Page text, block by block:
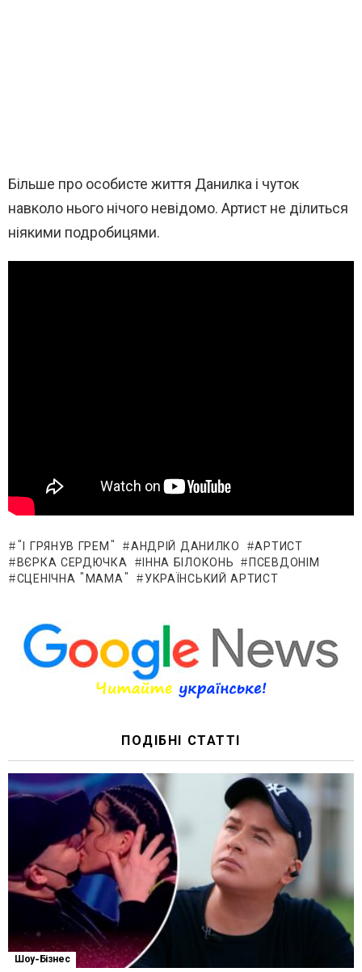
Більше про особисте життя Данилка і чуток
навколо нього нічого невідомо. Артист не ділиться
ніякими подробицями.
"І ГРЯНУВ ГРЕМ" АНДРІЙ ДАНИЛКО
АРТИСТ
ВЄРКА СЕРДЮЧКА
ІННА БІЛОКОНЬ
ПСЕВДОНІМ
СЦЕНІЧНА "МАМА"
УКРАЇНСЬКИЙ АРТИСТ
ПОДІБНІ СТАТТІ
Шоу-Бізнес